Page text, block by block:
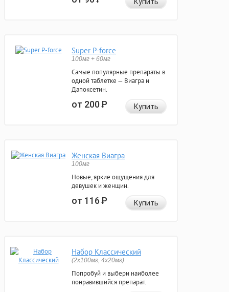
Купить
Super P-force
100мг + 60мг
Самые популярные препараты в
одной таблетке — Виагра и
Дапоксетин.
от 200Р Купить
Женская Виагра
100мг
Новые, яркие ощущения для
девушек и женщин.
от 116Р Купить
Набор Классический
(2x100мг, 4x20мг)
Попробуй и выбери наиболее
понравившийся препарат.